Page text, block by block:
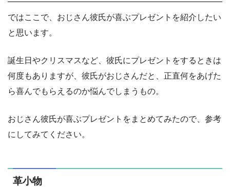
ではここで、おじさん彼氏が喜ぶプレゼントを紹介したい
と思います。
誕生日やクリスマスなど、彼氏にプレゼントをするときは
何度もありますが、彼氏がおじさんだと、正直何をあげた
ら喜んでもらえるのか悩んでしまうもの。
おじさん彼氏が喜ぶプレゼントをまとめてみたので、参考
にしてみてください。
革小物